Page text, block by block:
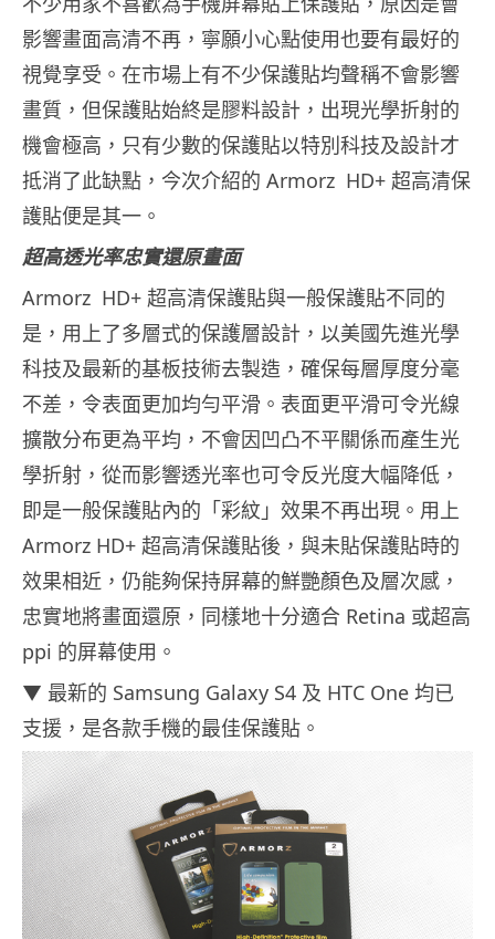
影響畫面高清不再，寧願小心點使用也要有最好的
視覺享受。在市場上有不少保護貼均聲稱不會影響
畫質，但保護貼始終是膠料設計，出現光學折射的
機會極高，只有少數的保護貼以特別科技及設計才
抵消了此缺點，今次介紹的 Armorz HD+ 超高清保
護貼便是其一。
超高透光率忠實還原畫面
Armorz HD+ 超高清保護貼與一般保護貼不同的
是，用上了多層式的保護層設計，以美國先進光學
科技及最新的基板技術去製造，確保每層厚度分毫
不差，令表面更加均勻平滑。表面更平滑可令光線
擴散分布更為平均，不會因凹凸不平關係而產生光
學折射，從而影響透光率也可令反光度大幅降低，
即是一般保護貼內的「彩紋」效果不再出現。用上
Armorz HD+ 超高清保護貼後，與未貼保護貼時的
效果相近，仍能夠保持屏幕的鮮艷顏色及層次感，
忠實地將畫面還原，同樣地十分適合 Retina 或超高
ppi 的屏幕使用。
▼ 最新的 Samsung Galaxy S4 及 HTC One 均已
支援，是各款手機的最佳保護貼。